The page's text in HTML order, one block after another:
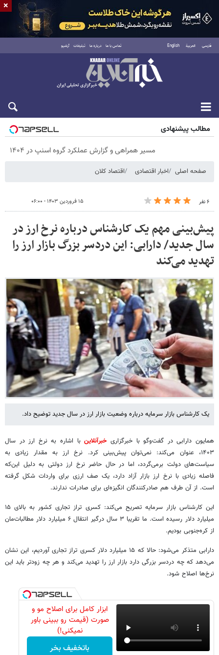
فارسی العربية English تماس با ما درباره ما تبلیغات آرشیو
شنبه ۱۷ مرداد ۱۴۰۵
مطالب پیشنهادی
مسیر همراهی و گزارش عملکرد گروه اسنپ در ۱۴۰۴
صفحه اصلی اخبار اقتصادی اقتصاد کلان
۶ نفر ۱۵ فروردین ۱۴۰۳ - ۰۶:۰۰
پیش‌بینی مهم یک کارشناس درباره نرخ ارز در
سال جدید/ دارابی: این دردسر بزرگ بازار ارز را
تهدید می‌کند
یک کارشناس بازار سرمایه درباره وضعیت بازار ارز در سال جدید توضیح داد.
همایون دارابی در گفت‌وگو با خبرگزاریخبرآنلاینبا اشاره به نرخ ارز در سال
۱۴۰۳، عنوان می‌کند: نمی‌توان پیش‌بینی کرد. نرخ ارز به مقدار زیادی به
سیاست‌های دولت برمی‌گردد، اما در حال حاضر نرخ ارز دولتی به دلیل این‌که
فاصله زیادی با نرخ ارز بازار آزاد دارد، یک صف ارزی برای واردات شکل گرفته
است. از آن طرف هم صادرکنندگان انگیزه‌ای برای صادرات ندارند.
این کارشناس بازار سرمایه تصریح می‌کند: کسری تراز تجاری کشور به بالای ۱۵
میلیارد دلار رسیده است. ما تقریبا ۳ سال درگیر انتقال ۶ میلیارد دلار مطالبات‌مان
از کره‌جنوبی بودیم.
دارابی متذکر می‌شود: حالا که ۱۵ میلیارد دلار کسری تراز تجاری آوردیم، این نشان
می‌دهد که چه دردسر بزرگی دارد بازار ارز را تهدید می‌کند و هر چه زودتر باید این
نرخ‌ها اصلاح شود.
ابزار کامل برای اصلاح مو و
صورت (قیمت رو ببینی باور
نمیکنی!)
باتخفیف بخر
×